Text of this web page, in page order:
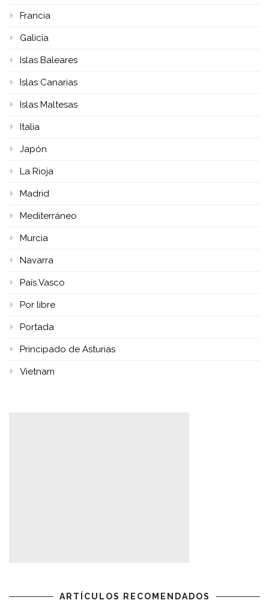
Francia
Galicia
Islas Baleares
Islas Canarias
Islas Maltesas
Italia
Japón
La Rioja
Madrid
Mediterráneo
Murcia
Navarra
País Vasco
Por libre
Portada
Principado de Asturias
Vietnam
ARTÍCULOS RECOMENDADOS